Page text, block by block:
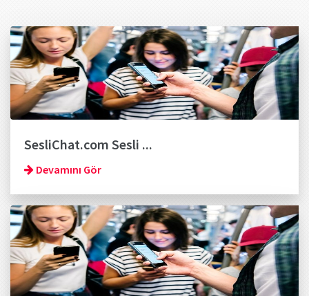
SesliChat.com Sesli ...
Devamını Gör